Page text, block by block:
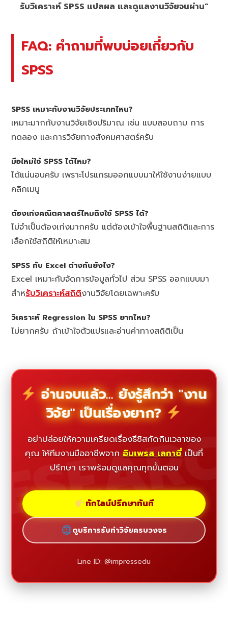
รับวิเคราะห์ SPSS แปลผล และดูแลงานวิจัยจนผ่าน”
FAQ: คำถามที่พบบ่อยเกี่ยวกับ
SPSS
SPSS เหมาะกับงานวิจัยประเภทไหน?
เหมาะมากกับงานวิจัยเชิงปริมาณ เช่น แบบสอบถาม การ
ทดลอง และการวิจัยทางสังคมศาสตร์ครับ
มือใหม่ใช้ SPSS ได้ไหม?
ได้แน่นอนครับ เพราะโปรแกรมออกแบบมาให้ใช้งานง่ายแบบ
คลิกเมนู
ต้องเก่งคณิตศาสตร์ไหมถึงใช้ SPSS ได้?
ไม่จำเป็นต้องเก่งมากครับ แต่ต้องเข้าใจพื้นฐานสถิติและการ
เลือกใช้สถิติให้เหมาะสม
SPSS กับ Excel ต่างกันยังไง?
Excel เหมาะกับจัดการข้อมูลทั่วไป ส่วน SPSS ออกแบบมา
สำหรับวิเคราะห์สถิติงานวิจัยโดยเฉพาะครับ
วิเคราะห์ Regression ใน SPSS ยากไหม?
ไม่ยากครับ ถ้าเข้าใจตัวแปรและอ่านค่าทางสถิติเป็น
อ่านจบแล้ว... ยังรู้สึกว่า "งาน
วิจัย" เป็นเรื่องยาก?
อย่าปล่อยให้ความเครียดเรื่องธีซิสกัดกินเวลาของ
คุณ ให้ทีมงานมืออาชีพจาก อิมเพรส เลกาซี่ เป็นที่
ปรึกษา เราพร้อมดูแลคุณทุกขั้นตอน
ทักไลน์ปรึกษาทันที
ดูบริการรับทำวิจัยครบวงจร
Line ID: @impressedu